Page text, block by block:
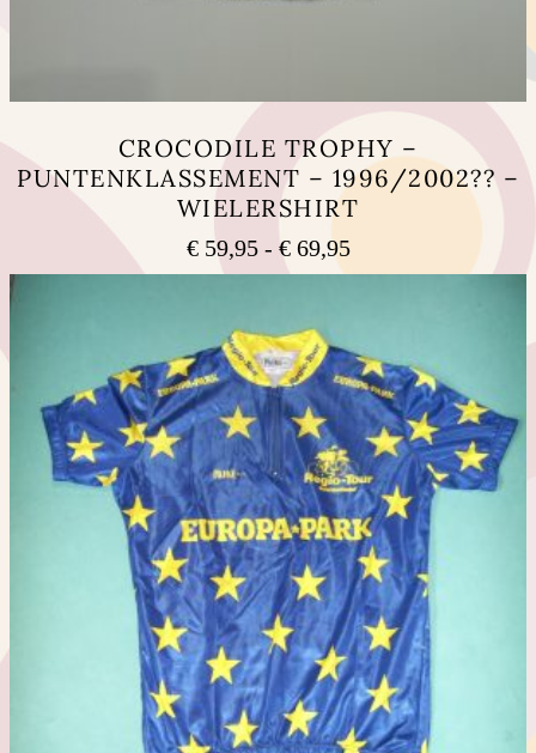
CROCODILE TROPHY –
PUNTENKLASSEMENT – 1996/2002?? –
WIELERSHIRT
€59,95 - €69,95Prijsklasse:
€ 59,95
heeft
meerdere
variaties.
Deze
optie
kan
gekozen
worden
op
de
productpagina